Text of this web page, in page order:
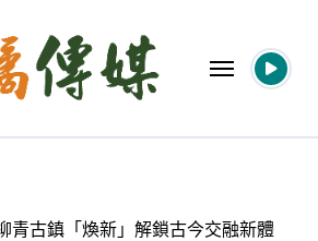
青古鎮「煥新」解鎖古今交融新體